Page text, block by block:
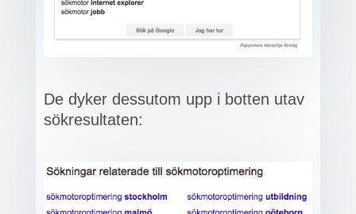
De dyker dessutom upp i botten utav
sökresultaten: